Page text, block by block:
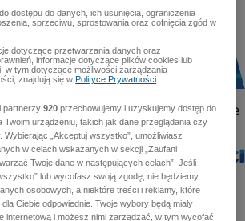
dostępu do danych, ich usunięcia, ograniczenia
sprzeciwu, sprostowania oraz cofnięcia zgód w
dotyczące przetwarzania danych oraz
informacje dotyczące plików cookies lub
w tym dotyczące możliwości zarządzania
znajdują się wPolityce Prywatności
partnerzy920 przechowujemy i uzyskujemy dostęp do
Twoim urządzeniu, takich jak dane przeglądania czy
Wybierając „Akceptuj wszystko”, umożliwiasz
w celach wskazanych w sekcji „Zaufani
Twoje dane w następujących celach”. Jeśli
lub wycofasz swoją zgodę, nie będziemy
osobowych, a niektóre treści i reklamy, które
Ciebie odpowiednie. Twoje wybory będą miały
internetową i możesz nimi zarządzać, w tym wycofać